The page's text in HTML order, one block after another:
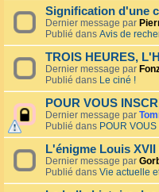
Signification d'une
Dernier message par
Publié dans Avis de
TROIS HEURES,
Dernier message par
Publié dans Le ciné !
POUR VOUS
Dernier message par
Publié dans POUR
L'énigme Louis
Dernier message par
Publié dans Vie actuelle